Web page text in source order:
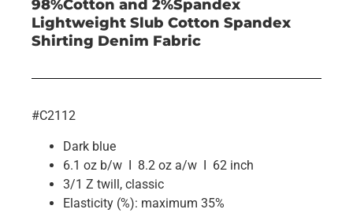
98%Cotton and 2%Spandex
Lightweight Slub Cotton Spandex
Shirting Denim Fabric
#C2112
Dark blue
6.1 oz b/w I 8.2 oz a/w I 62 inch
3/1 Z twill, classic
Elasticity (%): maximum 35%